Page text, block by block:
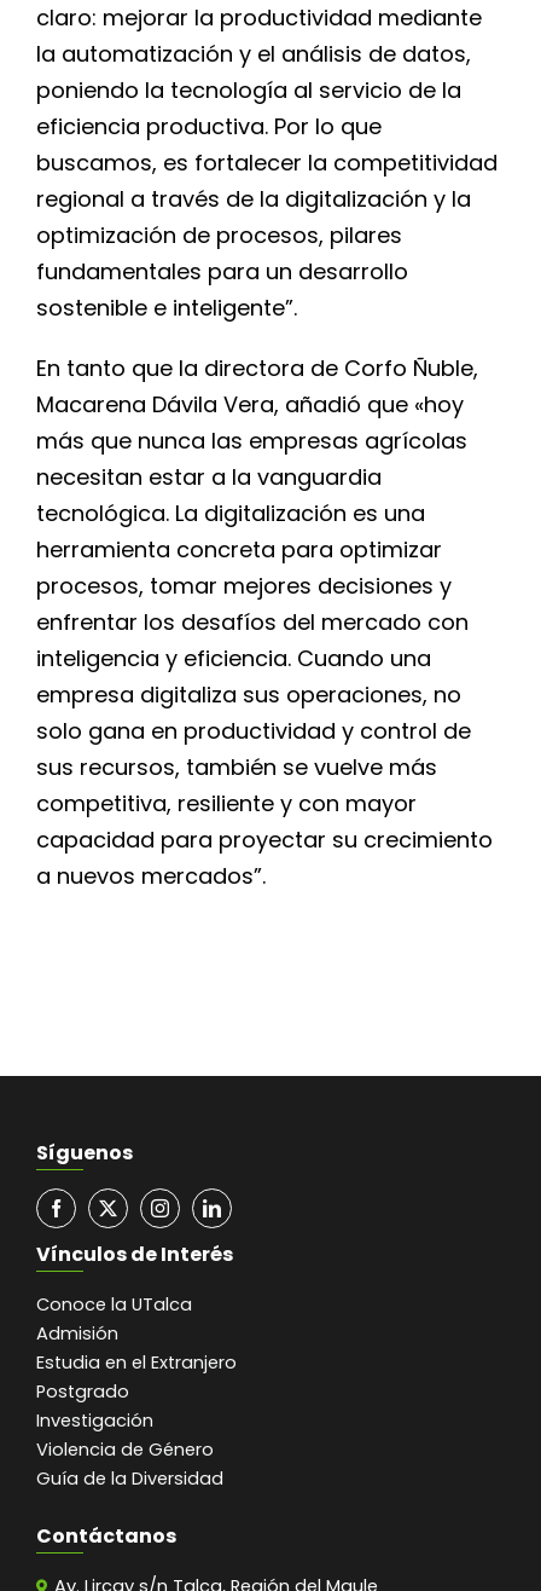
claro: mejorar la productividad mediante
la automatización y el análisis de datos,
poniendo la tecnología al servicio de la
eficiencia productiva. Por lo que
buscamos, es fortalecer la competitividad
regional a través de la digitalización y la
optimización de procesos, pilares
fundamentales para un desarrollo
sostenible e inteligente”.
En tanto que la directora de Corfo Ñuble,
Macarena Dávila Vera, añadió que «hoy
más que nunca las empresas agrícolas
necesitan estar a la vanguardia
tecnológica. La digitalización es una
herramienta concreta para optimizar
procesos, tomar mejores decisiones y
enfrentar los desafíos del mercado con
inteligencia y eficiencia. Cuando una
empresa digitaliza sus operaciones, no
solo gana en productividad y control de
sus recursos, también se vuelve más
competitiva, resiliente y con mayor
capacidad para proyectar su crecimiento
a nuevos mercados”.
Síguenos
Vínculos de Interés
Conoce la UTalca
Admisión
Estudia en el Extranjero
Postgrado
Investigación
Violencia de Género
Guía de la Diversidad
Contáctanos